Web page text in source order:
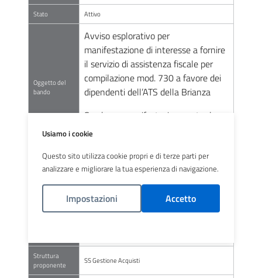
Stato
Attivo
Oggetto del
bando
Avviso esplorativo per
manifestazione di interesse a fornire
il servizio di assistenza fiscale per
compilazione mod. 730 a favore dei
dipendenti dell’ATS della Brianza
Scadenza manifestazione entro le
ore 12:00 del 17.04.2026
Delibera o atto
equivalente
avviso_manifestazione_di_interesse_signed
Avviso esplorativo per manifestazione di interesse a
fornire il servizio di assistenza fiscale per compilazione
Struttura
proponente
SS Gestione Acquisti
Usiamo i cookie
Questo sito utilizza cookie propri e di terze parti per
analizzare e migliorare la tua esperienza di navigazione.
Impostazioni Accetto